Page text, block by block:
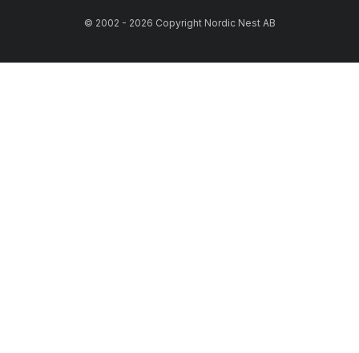
© 2002 - 2026 Copyright Nordic Nest AB